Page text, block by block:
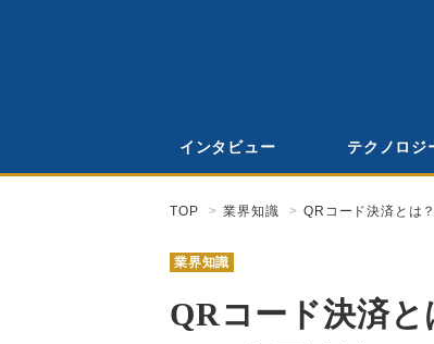
インタビュー テクノロジ
TOP 業界知識 QRコード決済とは
業界知識
QRコード決済